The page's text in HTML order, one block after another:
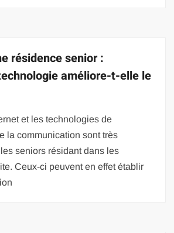
résidence senior :
améliore-t-elle le
et les technologies de
la communication sont très
seniors résidant dans les
Ceux-ci peuvent en effet établir